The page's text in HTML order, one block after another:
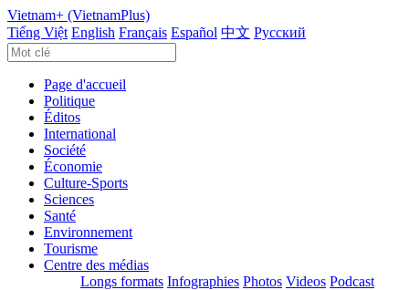
Vietnam+ (VietnamPlus)
Tiếng Việt English Français Español 中文 Русский
Page d'accueil
Politique
Éditos
International
Société
Économie
Culture-Sports
Sciences
Santé
Environnement
Tourisme
Centre des médias
Longs formats Infographies Photos Videos Podcast